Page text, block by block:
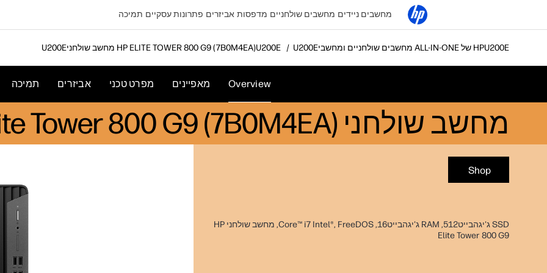
מחשבים ניידים מחשבים שולחניים מדפסות אביזרים פתרונות עסקיים תמיכה
מחשבים שולחניים ומחשבי ALL-IN-ONE של HP מחשב שולחני HP ELITE TOWER 800 G9‎ (7B0M4EA)
Overview מאפיינים מפרט טכני אביזרים תמיכה
מחשב שולחני HP Elite Tower 800 G9‎ (7B0M4EA)
Shop
SSD ג'יגהבייט512, RAM ג'יגהבייט16, Core™ i7 Intel®, FreeDOS, מחשב שולחני HP
Elite Tower 800 G9‎